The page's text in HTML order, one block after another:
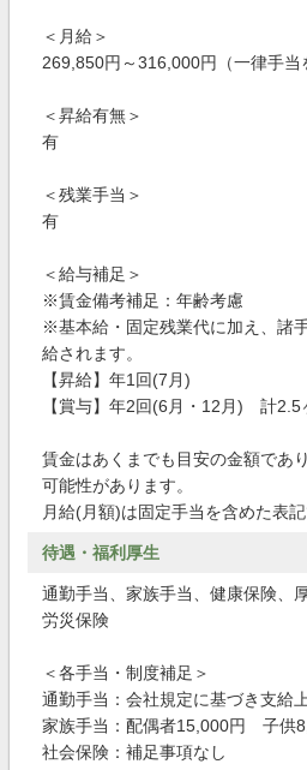
＜月給＞
269,850円～316,000円（一律手当
＜昇給有無＞
有
＜残業手当＞
有
＜給与補足＞
※賃金備考補足：年齢考慮
※基本給・固定残業代に加え、諸
給されます。
【昇給】年1回(7月)
【賞与】年2回(6月・12月) 計2.5
賃金はあくまでも目安の金額であ
可能性があります。
月給(月額)は固定手当を含めた表記
待遇・福利厚生
通勤手当、家族手当、健康保険、
労災保険
＜各手当・制度補足＞
通勤手当：会社規定に基づき支給
家族手当：配偶者15,000円 子供
社会保険：補足事項なし